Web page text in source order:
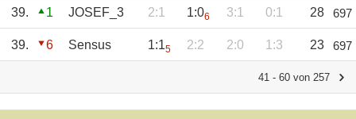
39. 1 JOSEF_3 2:1 1:06 3:1 0:1 28 697
39. 6 Sensus 1:15 2:2 2:0 1:3 23 697
41 - 60 von 257